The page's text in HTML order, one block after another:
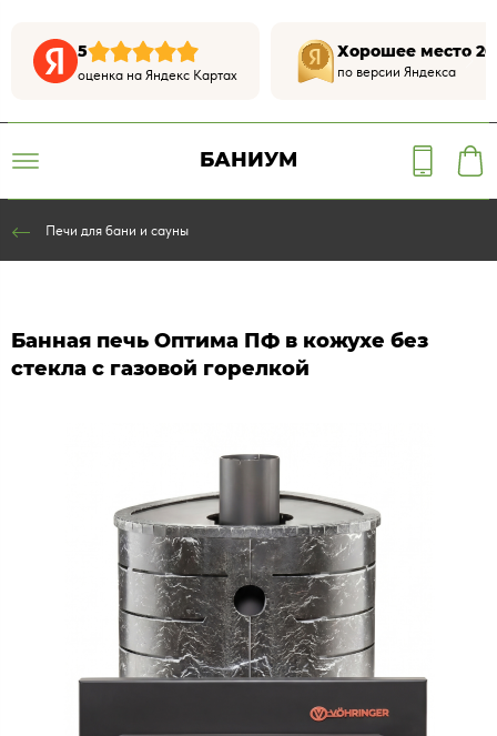
5
оценка на Яндекс Картах
Хорошее место
по версии Яндекса
БАНИУМ
Печи для бани и сауны
Банная печь Оптима ПФ в кожухе без
стекла c газовой горелкой